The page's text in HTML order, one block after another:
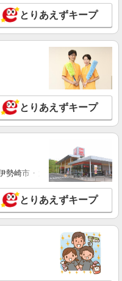
とりあえずキープ
とりあえずキープ
勢崎市・太田市・館林市・藤
とりあえずキープ